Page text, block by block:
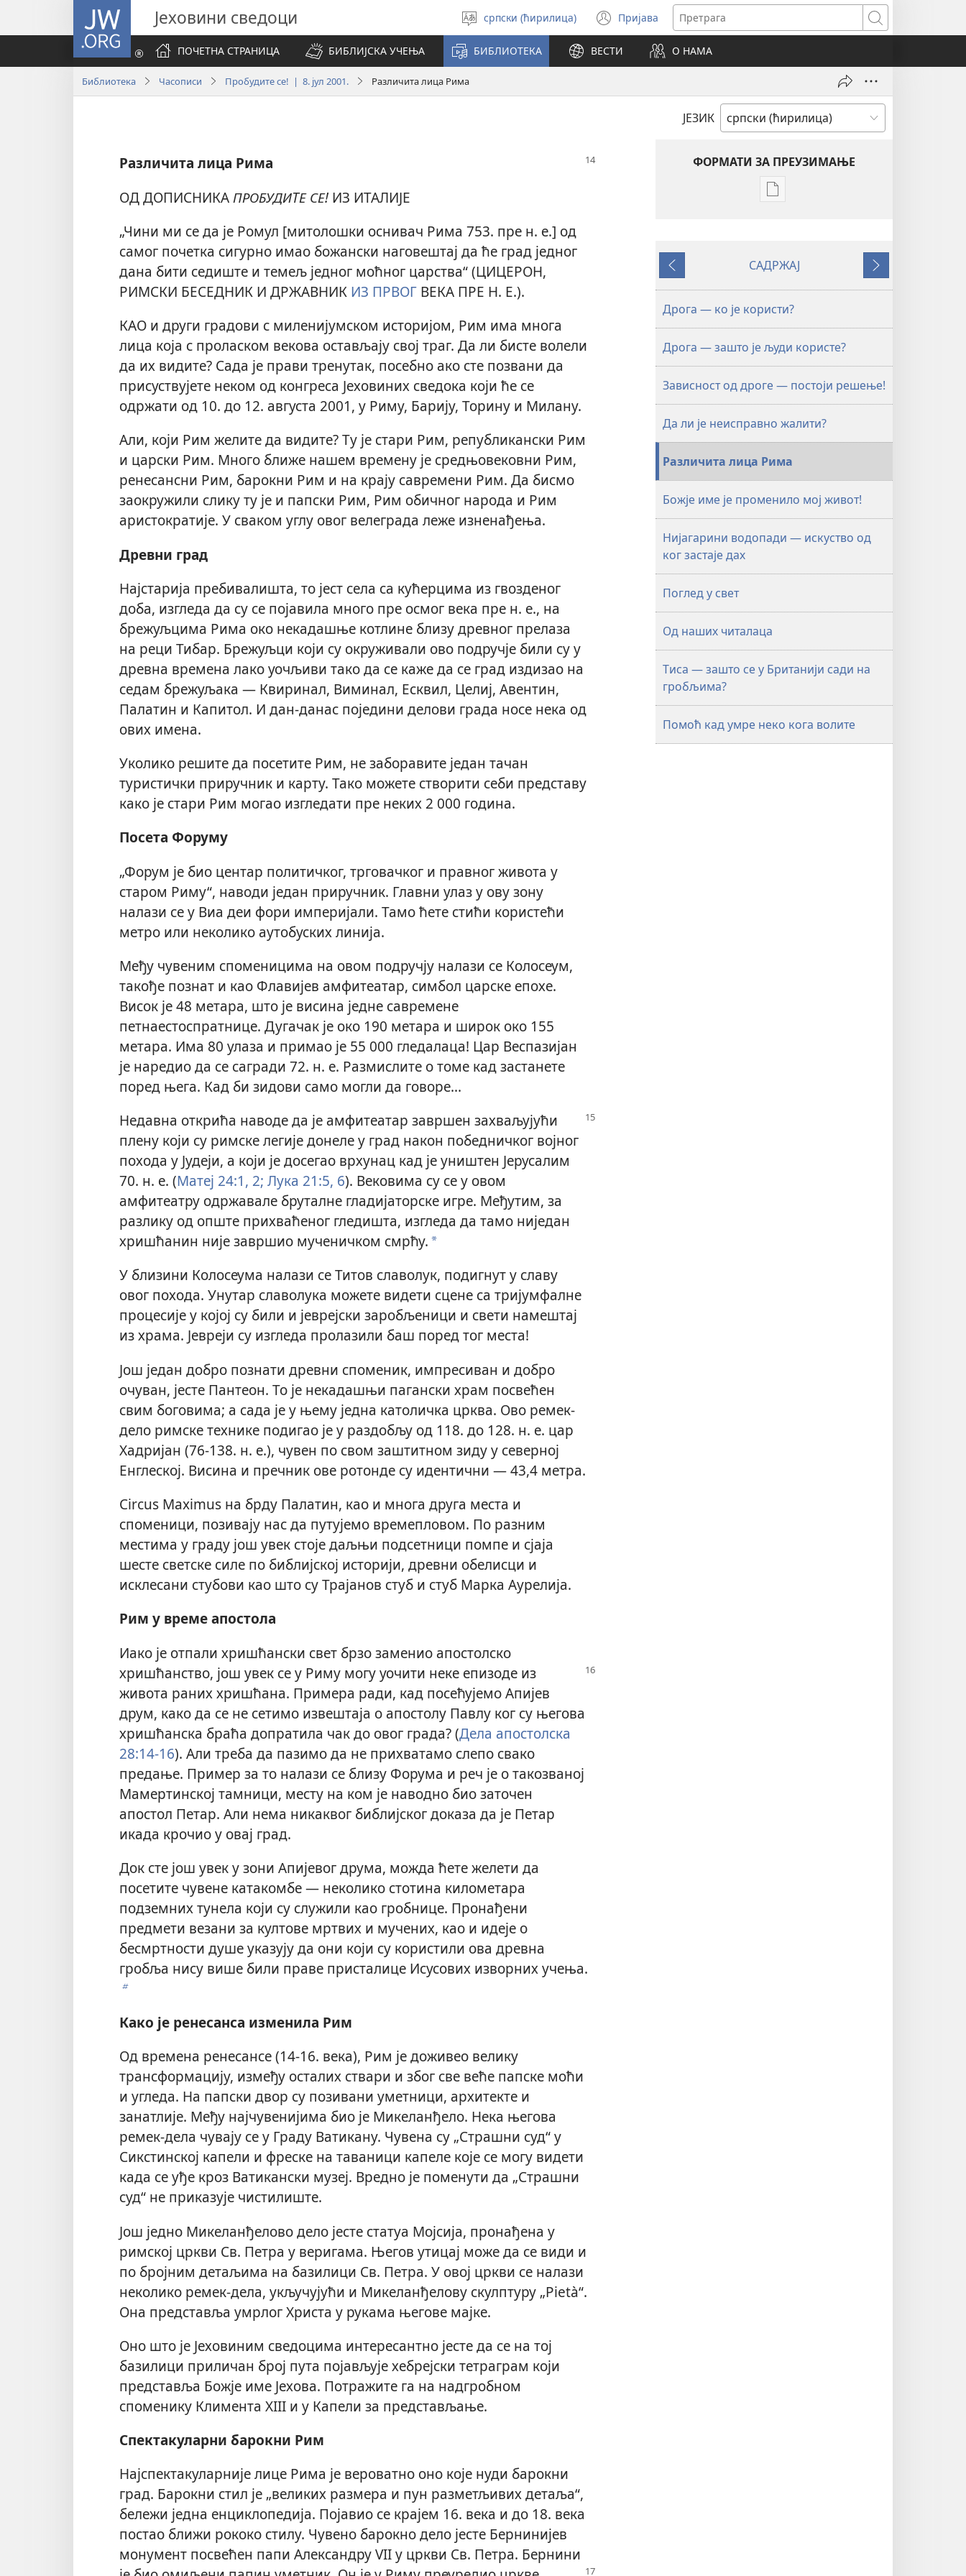
JW.ORG Јеховини сведоци
Изабери
језик
српски (ћирилица) Пријава
(отвара
нови
прозор)
Претрага
ПОЧЕТНА СТРАНИЦА
БИБЛИЈСКА УЧЕЊА БИБЛИОТЕКА ВЕСТИ О НАМА
Библиотека Часописи Пробудите се! | 8. јул 2001. Различита лица Рима
ЈЕЗИК
Различита лица Рима
ОД ДОПИСНИКАПРОБУДИТЕ СЕ! ИЗ ИТАЛИЈЕ
„Чини ми се да је Ромул [митолошки оснивач Рима 753. пре н. е.] од
самог почетка сигурно имао божански наговештај да ће град једног
дана бити седиште и темељ једног моћног царства“ (ЦИЦЕРОН,
РИМСКИ БЕСЕДНИК И ДРЖАВНИК ИЗ ПРВОГ ВЕКА ПРЕ Н. Е.).
КАО и други градови с миленијумском историјом, Рим има многа
лица која с проласком векова остављају свој траг. Да ли бисте волели
да их видите? Сада је прави тренутак, посебно ако сте позвани да
присуствујете неком од конгреса Јеховиних сведока који ће се
одржати од 10. до 12. августа 2001, у Риму, Барију, Торину и Милану.
Али, који Рим желите да видите? Ту је стари Рим, републикански Рим
и царски Рим. Много ближе нашем времену је средњовековни Рим,
ренесансни Рим, барокни Рим и на крају савремени Рим. Да бисмо
заокружили слику ту је и папски Рим, Рим обичног народа и Рим
аристократије. У сваком углу овог велеграда леже изненађења.
Древни град
Најстарија пребивалишта, то јест села са кућерцима из гвозденог
доба, изгледа да су се појавила много пре осмог века пре н. е., на
брежуљцима Рима око некадашње котлине близу древног прелаза
на реци Тибар. Брежуљци који су окруживали ово подручје били су у
древна времена лако уочљиви тако да се каже да се град издизао на
седам брежуљака — Квиринал, Виминал, Есквил, Целиј, Авентин,
Палатин и Капитол. И дан-данас поједини делови града носе нека од
ових имена.
Уколико решите да посетите Рим, не заборавите један тачан
туристички приручник и карту. Тако можете створити себи представу
како је стари Рим могао изгледати пре неких 2 000 година.
Посета Форуму
„Форум је био центар политичког, трговачког и правног живота у
старом Риму“, наводи један приручник. Главни улаз у ову зону
налази се у Виа деи фори империјали. Тамо ћете стићи користећи
метро или неколико аутобуских линија.
Међу чувеним споменицима на овом подручју налази се Колосеум,
такође познат и као Флавијев амфитеатар, симбол царске епохе.
Висок је 48 метара, што је висина једне савремене
петнаестоспратнице. Дугачак је око 190 метара и широк око 155
метара. Има 80 улаза и примао је 55 000 гледалаца! Цар Веспазијан
је наредио да се сагради 72. н. е. Размислите о томе кад застанете
поред њега. Кад би зидови само могли да говоре...
Недавна открића наводе да је амфитеатар завршен захваљујући
плену који су римске легије донеле у град након победничког војног
похода у Јудеји, а који је досегао врхунац кад је уништен Јерусалим
70. н. е. (Матеј 24:1, 2; Лука 21:5, 6). Вековима су се у овом
амфитеатру одржавале бруталне гладијаторске игре. Међутим, за
разлику од опште прихваћеног гледишта, изгледа да тамо ниједан
хришћанин није завршио мученичком смрћу. a
У близини Колосеума налази се Титов славолук, подигнут у славу
овог похода. Унутар славолука можете видети сцене са тријумфалне
процесије у којој су били и јеврејски заробљеници и свети намештај
из храма. Јевреји су изгледа пролазили баш поред тог места!
Још један добро познати древни споменик, импресиван и добро
очуван, јесте Пантеон. То је некадашњи пагански храм посвећен
свим боговима; а сада је у њему једна католичка црква. Ово ремек-
дело римске технике подигао је у раздобљу од 118. до 128. н. е. цар
Хадријан (76-138. н. е.), чувен по свом заштитном зиду у северној
Енглеској. Висина и пречник ове ротонде су идентични — 43,4 метра.
Circus Maximus на брду Палатин, као и многа друга места и
споменици, позивају нас да путујемо времепловом. По разним
местима у граду још увек стоје даљњи подсетници помпе и сјаја
шесте светске силе по библијској историји, древни обелисци и
исклесани стубови као што су Трајанов стуб и стуб Марка Аурелија.
Рим у време апостола
Иако је отпали хришћански свет брзо заменио апостолско
хришћанство, још увек се у Риму могу уочити неке епизоде из
живота раних хришћана. Примера ради, кад посећујемо Апијев
друм, како да се не сетимо извештаја о апостолу Павлу ког су његова
хришћанска браћа допратила чак до овог града? (Дела апостолска
28:14-16). Али треба да пазимо да не прихватамо слепо свако
предање. Пример за то налази се близу Форума и реч је о такозваној
Мамертинској тамници, месту на ком је наводно био заточен
апостол Петар. Али нема никаквог библијског доказа да је Петар
икада крочио у овај град.
Док сте још увек у зони Апијевог друма, можда ћете желети да
посетите чувене катакомбе — неколико стотина километара
подземних тунела који су служили као гробнице. Пронађени
предмети везани за култове мртвих и мучених, као и идеје о
бесмртности душе указују да они који су користили ова древна
гробља нису више били праве присталице Исусових изворних учења.
b
Како је ренесанса изменила Рим
Од времена ренесансе (14-16. века), Рим је доживео велику
трансформацију, између осталих ствари и због све веће папске моћи
и угледа. На папски двор су позивани уметници, архитекте и
занатлије. Међу најчувенијима био је Микеланђело. Нека његова
ремек-дела чувају се у Граду Ватикану. Чувена су „Страшни суд“ у
Сикстинској капели и фреске на таваници капеле које се могу видети
када се уђе кроз Ватикански музеј. Вредно је поменути да „Страшни
суд“ не приказује чистилиште.
Још једно Микеланђелово дело јесте статуа Мојсија, пронађена у
римској цркви Св. Петра у веригама. Његов утицај може да се види и
по бројним детаљима на базилици Св. Петра. У овој цркви се налази
неколико ремек-дела, укључујући и Микеланђелову скулптуру „Pietà“.
Она представља умрлог Христа у рукама његове мајке.
Оно што је Јеховиним сведоцима интересантно јесте да се на тој
базилици приличан број пута појављује хебрејски тетраграм који
представља Божје име Јехова. Потражите га на надгробном
споменику Климента XIII и у Капели за представљање.
Спектакуларни барокни Рим
Најспектакуларније лице Рима је вероватно оно које нуди барокни
град. Барокни стил је „великих размера и пун разметљивих детаља“,
бележи једна енциклопедија. Појавио се крајем 16. века и до 18. века
постао ближи рококо стилу. Чувено барокно дело јесте Бернинијев
монумент посвећен папи Александру VII у цркви Св. Петра. Бернини
ФОРМАТИ ЗА ПРЕУЗИМАЊЕ
Формати
публикација
8. јул
2001.
Претходно
САДРЖАЈ
Следеће
Дрога — ко је користи?
Дрога — зашто је људи користе?
Зависност од дроге — постоји решење!
Да ли је неисправно жалити?
Различита лица Рима
Божје име је променило мој живот!
Нијагарини водопади — искуство од
ког застаје дах
Поглед у свет
Од наших читалаца
Тиса — зашто се у Британији сади на
гробљима?
Помоћ кад умре неко кога волите